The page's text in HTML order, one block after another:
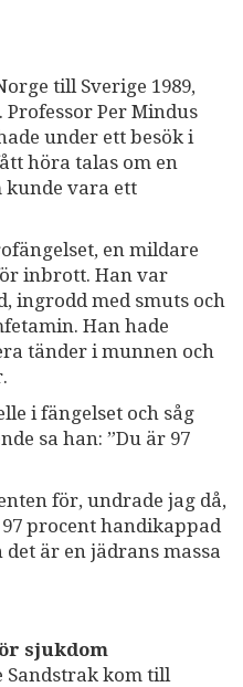
till Sverige 1989,
Per Mindus
under ett besök i
höra talas om en
kunde vara ett
en mildare
inbrott. Han var
ingrodd med smuts och
Han hade
tänder i munnen och
i fängelset och såg
sa han: ”Du är 97
för, undrade jag då,
procent handikappad
är en jädrans massa
sjukdom
Sandstrak kom till